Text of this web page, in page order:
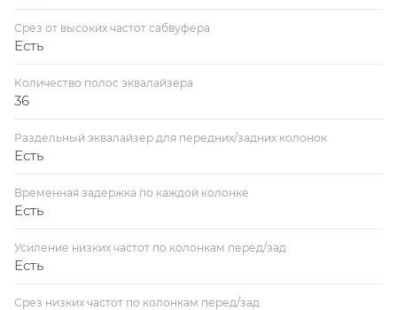
Срез от высоких частот сабвуфера
Есть
Количество полос эквалайзера
36
Раздельный эквалайзер для передних/задних колонок
Есть
Временная задержка по каждой колонке
Есть
Усиление низких частот по колонкам перед/зад
Есть
Срез низких частот по колонкам перед/зад